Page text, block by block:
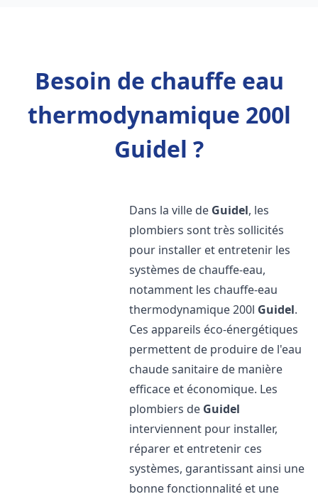
Besoin de chauffe eau
thermodynamique 200l
Guidel ?
Dans la ville de Guidel, les
plombiers sont très sollicités
pour installer et entretenir les
systèmes de chauffe-eau,
notamment les chauffe-eau
thermodynamique 200l Guidel.
Ces appareils éco-énergétiques
permettent de produire de l'eau
chaude sanitaire de manière
efficace et économique. Les
plombiers de Guidel
interviennent pour installer,
réparer et entretenir ces
systèmes, garantissant ainsi une
bonne fonctionnalité et une